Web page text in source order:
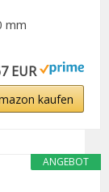
mm
EUR
kaufen
ANGEBOT